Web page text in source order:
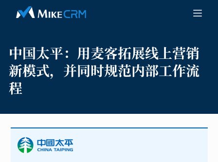
中国太平： 用麦客拓展线上营销
新模式，并同时规范内部工作流
程